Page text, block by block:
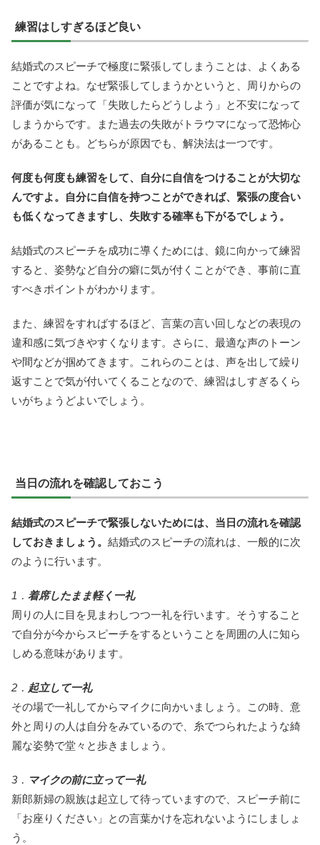
練習はしすぎるほど良い
結婚式のスピーチで極度に緊張してしまうことは、よくある
ことですよね。なぜ緊張してしまうかというと、周りからの
評価が気になって「失敗したらどうしよう」と不安になって
しまうからです。また過去の失敗がトラウマになって恐怖心
があることも。どちらが原因でも、解決法は一つです。
何度も何度も練習をして、自分に自信をつけることが大切な
んですよ。自分に自信を持つことができれば、緊張の度合い
も低くなってきますし、失敗する確率も下がるでしょう。
結婚式のスピーチを成功に導くためには、鏡に向かって練習
すると、姿勢など自分の癖に気が付くことができ、事前に直
すべきポイントがわかります。
また、練習をすればするほど、言葉の言い回しなどの表現の
違和感に気づきやすくなります。さらに、最適な声のトーン
や間などが掴めてきます。これらのことは、声を出して繰り
返すことで気が付いてくることなので、練習はしすぎるくら
いがちょうどよいでしょう。
当日の流れを確認しておこう
結婚式のスピーチで緊張しないためには、当日の流れを確認
しておきましょう。 結婚式のスピーチの流れは、一般的に次
のように行います。
1． 着席したまま軽く一礼
周りの人に目を見まわしつつ一礼を行います。そうすること
で自分が今からスピーチをするということを周囲の人に知ら
しめる意味があります。
2． 起立して一礼
その場で一礼してからマイクに向かいましょう。この時、意
外と周りの人は自分をみているので、糸でつられたような綺
麗な姿勢で堂々と歩きましょう。
3． マイクの前に立って一礼
新郎新婦の親族は起立して待っていますので、スピーチ前に
「お座りください」との言葉かけを忘れないようにしましょ
う。